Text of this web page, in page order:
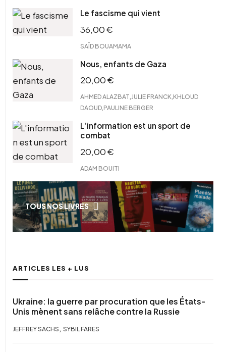
Le fascisme qui vient
36,00€
SAÏD BOUAMAMA
Nous, enfants de Gaza
20,00€
AHMED ALAZBAT,JULIE FRANCK,KHLOUD
DAOUD,PAULINE BERGER
L’information est un sport de
combat
20,00€
ADAM BOUITI
TOUS NOS LIVRES
ARTICLES LES + LUS
Ukraine: la guerre par procuration que les États-
Unis mènent sans relâche contre la Russie
JEFFREY SACHS , SYBIL FARES